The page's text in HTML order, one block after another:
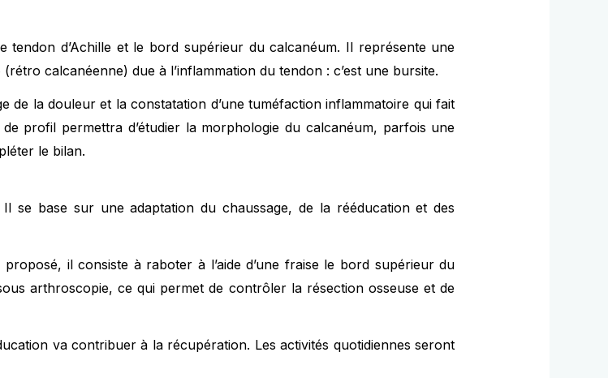
d’Achille et le bord supérieur du calcanéum. Il représente une
calcanéenne) due à l’inflammation du tendon : c’est une bursite.
de la douleur et la constatation d’une tuméfaction inflammatoire qui fait
profil permettra d’étudier la morphologie du calcanéum, parfois une
le bilan.
Il se base sur une adaptation du chaussage, de la rééducation et des
proposé, il consiste à raboter à l’aide d’une fraise le bord supérieur du
arthroscopie, ce qui permet de contrôler la résection osseuse et de
va contribuer à la récupération. Les activités quotidiennes seront